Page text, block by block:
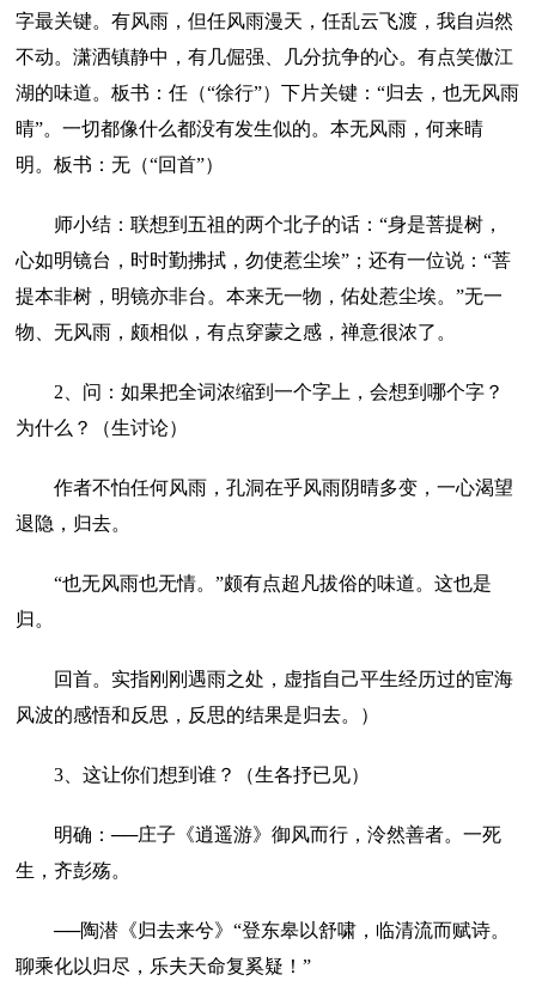
字最关键。有风雨，但任风雨漫天，任乱云飞渡，我自岿然
不动。潇洒镇静中，有几倔强、几分抗争的心。有点笑傲江
湖的味道。板书：任（“徐行”）下片关键：“归去，也无风雨
晴”。一切都像什么都没有发生似的。本无风雨，何来晴
明。板书：无（“回首”）
师小结：联想到五祖的两个北子的话：“身是菩提树，
心如明镜台，时时勤拂拭，勿使惹尘埃”；还有一位说：“菩
提本非树，明镜亦非台。本来无一物，佑处惹尘埃。”无一
物、无风雨，颇相似，有点穿蒙之感，禅意很浓了。
2、问：如果把全词浓缩到一个字上，会想到哪个字？
为什么？（生讨论）
作者不怕任何风雨，孔洞在乎风雨阴晴多变，一心渴望
退隐，归去。
“也无风雨也无情。”颇有点超凡拔俗的味道。这也是
归。
回首。实指刚刚遇雨之处，虚指自己平生经历过的宦海
风波的感悟和反思，反思的结果是归去。）
3、这让你们想到谁？（生各抒已见）
明确：──庄子《逍遥游》御风而行，泠然善者。一死
生，齐彭殇。
──陶潜《归去来兮》“登东皋以舒啸，临清流而赋诗。
聊乘化以归尽，乐夫天命复奚疑！”